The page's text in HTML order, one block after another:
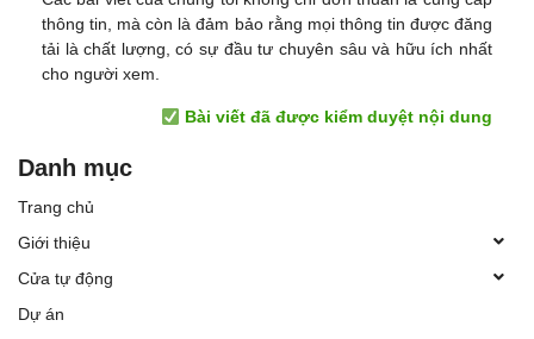
thông tin, mà còn là đảm bảo rằng mọi thông tin được đăng
tải là chất lượng, có sự đầu tư chuyên sâu và hữu ích nhất
cho người xem.
Bài viết đã được kiểm duyệt nội dung
Danh mục
Trang chủ
Giới thiệu
Cửa tự động
Dự án